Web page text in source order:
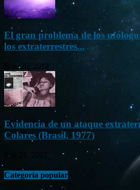
El gran problema de los
los extraterrestres...
Nov 26, 2012
Evidencia de un ataque
Colares (Brasil, 1977)
Ene 21, 2012
Categoría popular